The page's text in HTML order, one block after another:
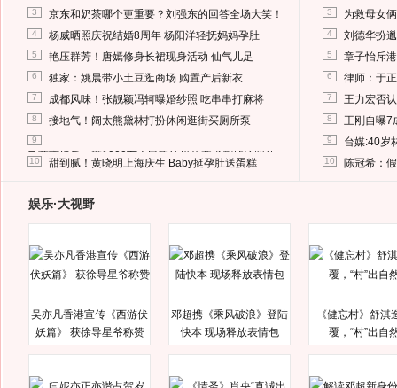
3 京东和奶茶哪个更重要？刘强东的回答全场大笑！
4 杨威晒照庆祝结婚8周年 杨阳洋轻抚妈妈孕肚
5 艳压群芳！唐嫣修身长裙现身活动 仙气儿足
6 独家：姚晨带小土豆逛商场 购置产后新衣
7 成都风味！张靓颖冯轲曝婚纱照 吃串串打麻将
8 接地气！阔太熊黛林打扮休闲逛街买厕所泵
9
马蓉离婚后，砸1000万人民币给媒体要求删掉这照片
10 甜到腻！黄晓明上海庆生 Baby挺孕肚送蛋糕
3 为救母女
4 刘德华扮
5 章子怡斥
6 律师：于
7 王力宏否
8 王刚自曝7
9 台媒:40岁
10 陈冠希：
娱乐·大视野
吴亦凡香港宣传《西游伏
妖篇》 获徐导星爷称赞
邓超携《乘风破浪》登陆
快本 现场释放表情包
《健忘村》舒淇
覆，“村”出自